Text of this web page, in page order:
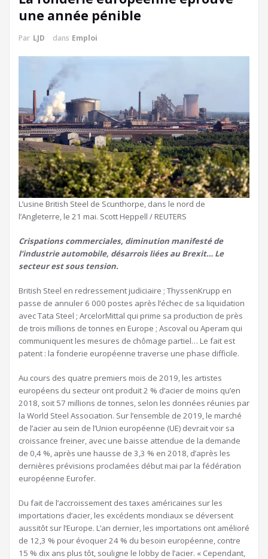
une année pénible
Par LJD dans Emploi
L’usine British Steel de Scunthorpe, dans le nord de
l’Angleterre, le 21 mai. Scott Heppell / REUTERS
Crispations commerciales, diminution manifesté de
l’industrie automobile, désarrois liées au Brexit… Le
secteur est sous tension.
British Steel en redressement judiciaire ; ThyssenKrupp en
passe de annuler 6 000 postes après l’échec de sa liquidation
avec Tata Steel ; ArcelorMittal qui prime sa production de près
de trois millions de tonnes en Europe ; Ascoval ou Aperam qui
communiquent les mesures de chômage partiel… Le fait est
patent : la fonderie européenne traverse une phase difficile.
Au cours des quatre premiers mois de 2019, les artistes
européens du secteur ont produit 2 % d’acier de moins qu’en
2018, soit 57 millions de tonnes, selon les données réunies par
la World Steel Association. Sur l’ensemble de 2019, le marché
de l’acier au sein de l’Union européenne (UE) devrait voir sa
croissance freiner, avec une baisse attendue de la demande
de 0,4 %, après une hausse de 3,3 % en 2018, d’après les
dernières prévisions proclamées début mai par la fédération
européenne Eurofer.
Du fait de l’accroissement des taxes américaines sur les
importations d’acier, les excédents mondiaux se déversent
aussitôt sur l’Europe. L’an dernier, les importations ont amélioré
de 12,3 % pour évoquer 24 % du besoin européenne, contre
15 % dix ans plus tôt, souligne le lobby de l’acier. « Cependant,